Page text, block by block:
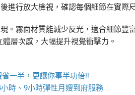
進行放大檢視，確認每個細節在實際
。霧面材質能減少反光，適合細節豐
層次感，大幅提升視覺衝擊力。
省一半，更讓你事半功倍!!
時、9小時彈性月嫂到府服務